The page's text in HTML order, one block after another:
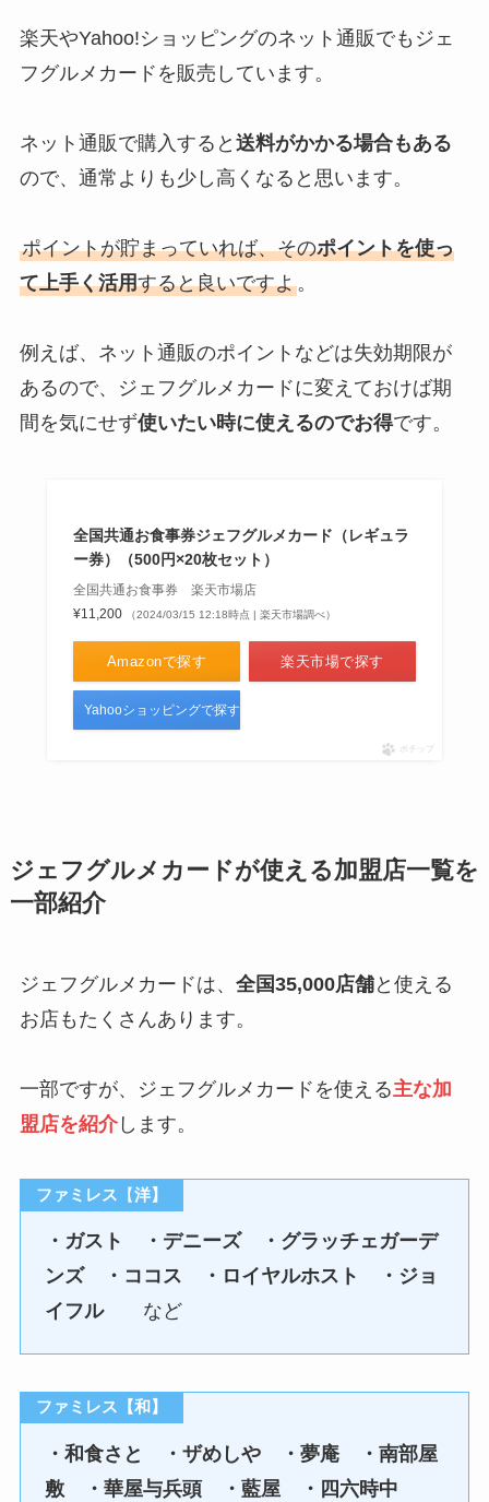
楽天やYahoo!ショッピングのネット通販でもジェ
フグルメカードを販売しています。
ネット通販で購入すると 送料がかかる場合もある
ので、通常よりも少し高くなると思います。
ポイントが貯まっていれば、そのポイントを使っ
て上手く活用すると良いですよ。
例えば、ネット通販のポイントなどは失効期限が
あるので、ジェフグルメカードに変えておけば期
間を気にせず使いたい時に使えるのでお得です。
全国共通お食事券ジェフグルメカード（レギュラ
ー券）（500円×20枚セット）
全国共通お食事券 楽天市場店
¥11,200
（2024/03/15 12:18時点 | 楽天市場調べ）
Amazonで探す 楽天市場で探す
Yahooショッピングで探す
ポチップ
ジェフグルメカードが使える加盟店一覧を
一部紹介
ジェフグルメカードは、 全国35,000店舗と使える
お店もたくさんあります。
一部ですが、ジェフグルメカードを使える主な加
盟店を紹介します。
ファミレス 【洋】
・ガスト ・デニーズ ・グラッチェガーデ
ンズ ・ココス ・ロイヤルホスト ・ジョ
イフル など
ファミレス【和】
・和食さと ・ザめしや ・夢庵 ・南部屋
敷 ・華屋与兵頭 ・藍屋 ・四六時中